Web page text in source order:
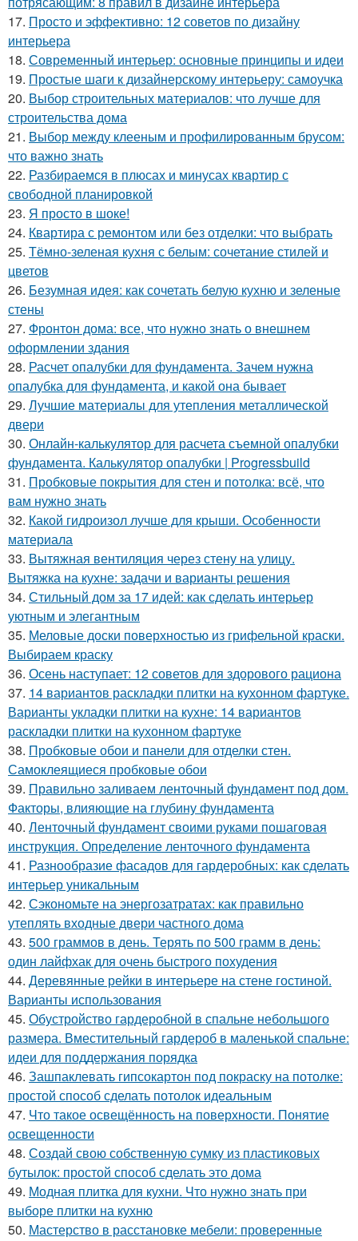
17. Просто и эффективно: 12 советов по дизайну
интерьера
18. Современный интерьер: основные принципы и идеи
19. Простые шаги к дизайнерскому интерьеру: самоучка
20. Выбор строительных материалов: что лучше для
строительства дома
21. Выбор между клееным и профилированным брусом:
что важно знать
22. Разбираемся в плюсах и минусах квартир с
свободной планировкой
23. Я просто в шоке!
24. Квартира с ремонтом или без отделки: что выбрать
25. Тёмно-зеленая кухня с белым: сочетание стилей и
цветов
26. Безумная идея: как сочетать белую кухню и зеленые
стены
27. Фронтон дома: все, что нужно знать о внешнем
оформлении здания
28. Расчет опалубки для фундамента. Зачем нужна
опалубка для фундамента, и какой она бывает
29. Лучшие материалы для утепления металлической
двери
30. Онлайн-калькулятор для расчета съемной опалубки
фундамента. Калькулятор опалубки | Progressbuild
31. Пробковые покрытия для стен и потолка: всё, что
вам нужно знать
32. Какой гидроизол лучше для крыши. Особенности
материала
33. Вытяжная вентиляция через стену на улицу.
Вытяжка на кухне: задачи и варианты решения
34. Стильный дом за 17 идей: как сделать интерьер
уютным и элегантным
35. Меловые доски поверхностью из грифельной краски.
Выбираем краску
36. Осень наступает: 12 советов для здорового рациона
37. 14 вариантов раскладки плитки на кухонном фартуке.
Варианты укладки плитки на кухне: 14 вариантов
раскладки плитки на кухонном фартуке
38. Пробковые обои и панели для отделки стен.
Самоклеящиеся пробковые обои
39. Правильно заливаем ленточный фундамент под дом.
Факторы, влияющие на глубину фундамента
40. Ленточный фундамент своими руками пошаговая
инструкция. Определение ленточного фундамента
41. Разнообразие фасадов для гардеробных: как сделать
интерьер уникальным
42. Сэкономьте на энергозатратах: как правильно
утеплять входные двери частного дома
43. 500 граммов в день. Терять по 500 грамм в день:
один лайфхак для очень быстрого похудения
44. Деревянные рейки в интерьере на стене гостиной.
Варианты использования
45. Обустройство гардеробной в спальне небольшого
размера. Вместительный гардероб в маленькой спальне:
идеи для поддержания порядка
46. Зашпаклевать гипсокартон под покраску на потолке:
простой способ сделать потолок идеальным
47. Что такое освещённость на поверхности. Понятие
освещенности
48. Создай свою собственную сумку из пластиковых
бутылок: простой способ сделать это дома
49. Модная плитка для кухни. Что нужно знать при
выборе плитки на кухню
50. Мастерство в расстановке мебели: проверенные